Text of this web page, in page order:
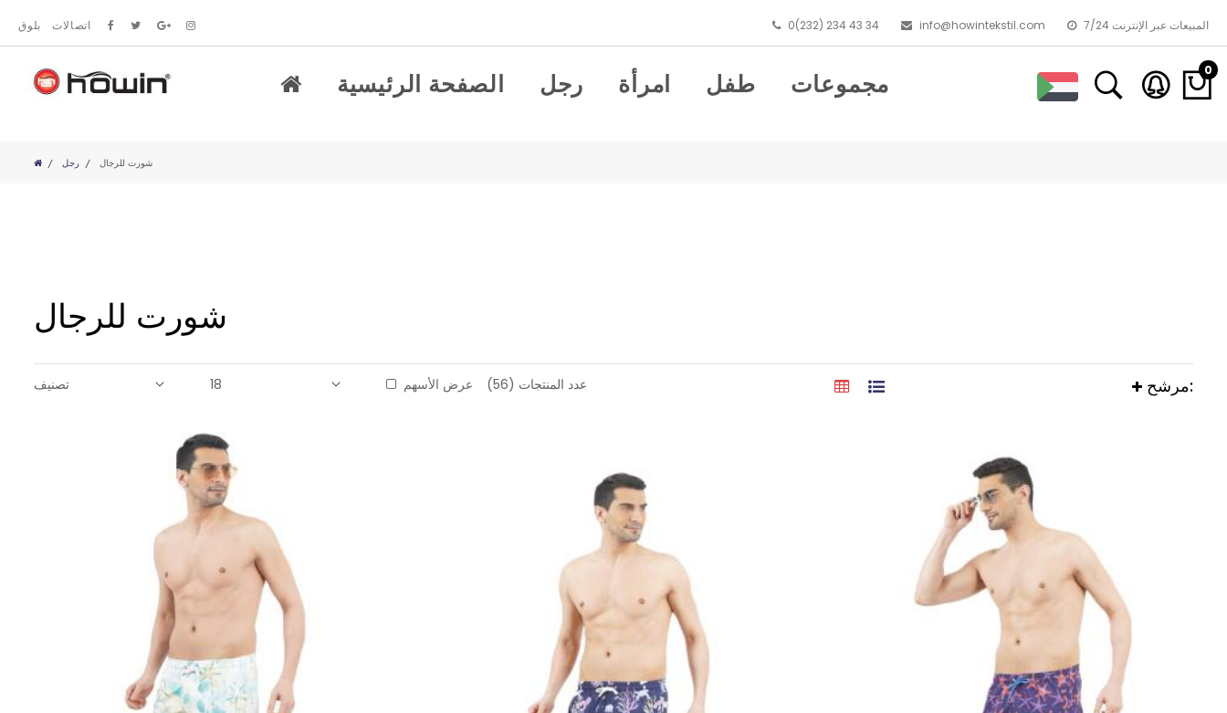
بلوق اتصالات 0(232) 234 43 34 info@howintekstil.com 7/24 المبيعات عبر الإنترنت
الصفحة الرئيسية رجل امرأة طفل مجموعات 0
رجل شورت للرجال
شورت للرجال
عرض الأسهم عدد المنتجات (56) مرشح: